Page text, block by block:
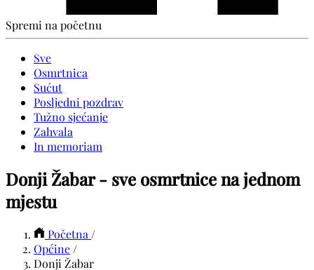
Spremi na početnu
Sve
Osmrtnica
Sućut
Posljedni pozdrav
Tužno sjećanje
Zahvala
In memoriam
Donji Žabar - sve osmrtnice na jednom
mjestu
Početna /
Općine /
Donji Žabar